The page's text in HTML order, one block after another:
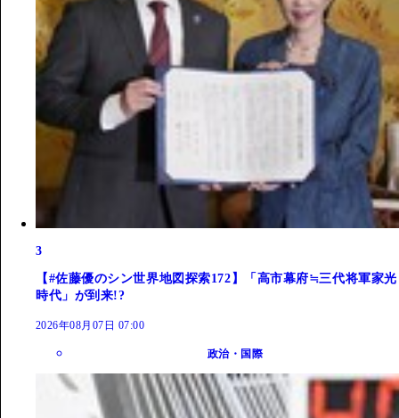
3
【#佐藤優のシン世界地図探索172】「高市幕府≒三代将軍家光
時代」が到来!?
2026年08月07日 07:00
政治・国際